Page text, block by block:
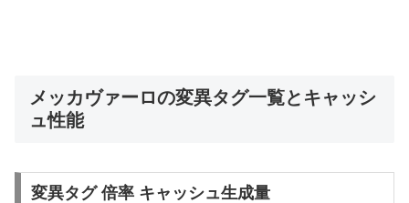
メッカヴァーロの変異タグ一覧とキャッシ
ュ性能
変異タグ 倍率 キャッシュ生成量